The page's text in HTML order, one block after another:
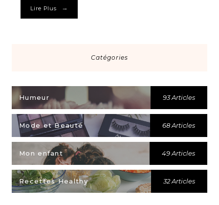
Lire Plus →
Catégories
Humeur 93 Articles
Mode et Beauté 68 Articles
Mon enfant 49 Articles
Recettes Healthy 32 Articles